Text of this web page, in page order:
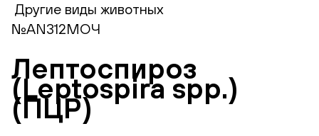
Другие виды животных
№AN312МОЧ
Лептоспироз
(Leptospira spp.)
(ПЦР)